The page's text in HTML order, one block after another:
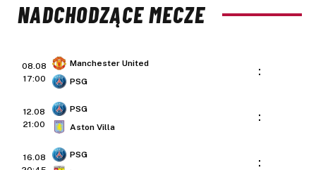
NADCHODZĄCE MECZE
08.08
17:00
Manchester United
PSG
:
12.08
21:00
PSG
Aston Villa
:
16.08
PSG
: